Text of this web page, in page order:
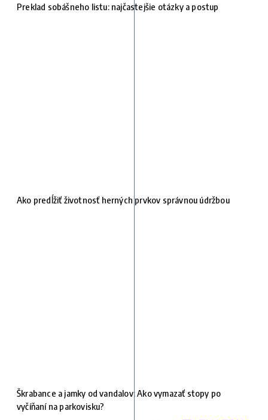
Preklad sobášneho listu: najčastejšie otázky a postup
Ako predĺžiť životnosť herných prvkov správnou údržbou
Škrabance a jamky od vandalov: Ako vymazať stopy po
vyčíňaní na parkovisku?